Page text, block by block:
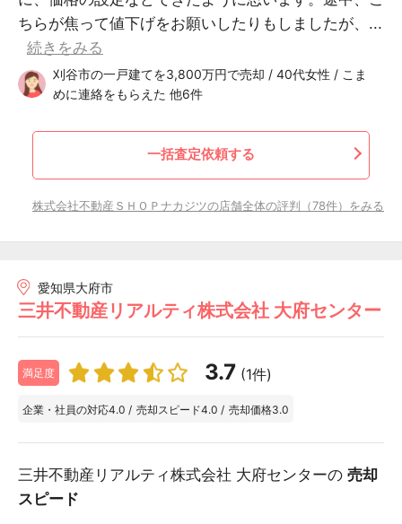
ちらが焦って値下げをお願いしたりもしましたが、...
続きをみる
刈谷市の一戸建てを3,800万円で売却 / 40代女性 / こま
めに連絡をもらえた 他6件
一括査定依頼する
株式会社不動産ＳＨＯＰナカジツの店舗全体の評判（78件）をみる
愛知県大府市
三井不動産リアルティ株式会社 大府センター
満足度 3.7 (1件)
企業・社員の対応4.0 / 売却スピード4.0 / 売却価格3.0
三井不動産リアルティ株式会社 大府センターの 売却
スピード